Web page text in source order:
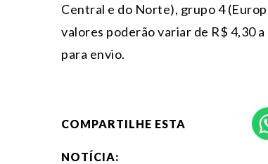
Central e do Norte), grupo 4
valores poderão variar de R$ 4,30
para envio.
COMPARTILHE ESTA
NOTÍCIA: